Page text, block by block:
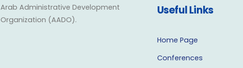
Arab Administrative Development
Organization (AADO).
Useful Links
Home Page
Conferences